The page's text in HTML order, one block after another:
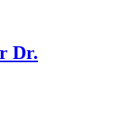
Dr.